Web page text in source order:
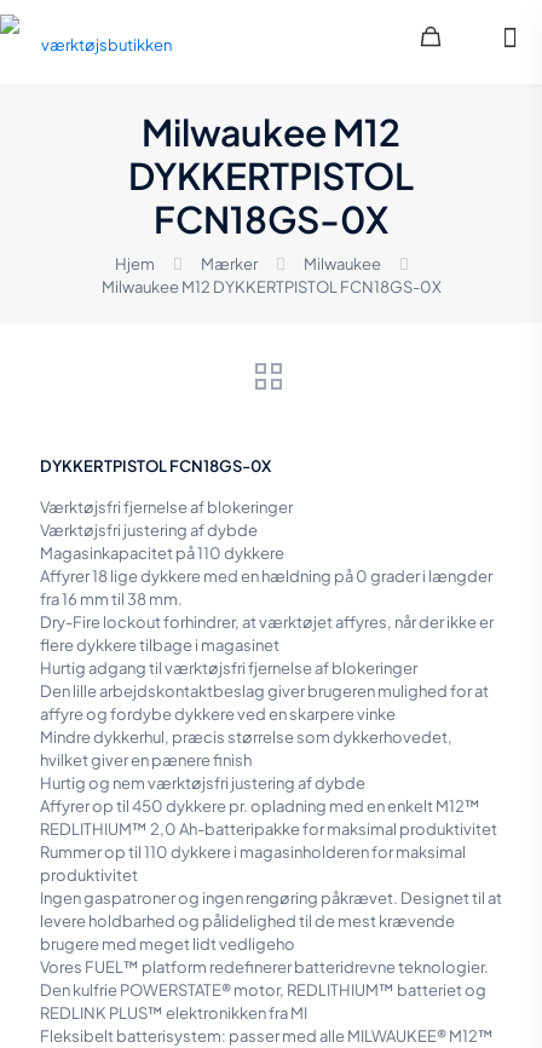
Milwaukee M12
DYKKERTPISTOL
FCN18GS-0X
Hjem Mærker
Milwaukee
Milwaukee M12 DYKKERTPISTOL FCN18GS-0X
DYKKERTPISTOL FCN18GS-0X
Værktøjsfri fjernelse af blokeringer
Værktøjsfri justering af dybde
Magasinkapacitet på 110 dykkere
Affyrer 18 lige dykkere med en hældning på 0 grader i længder
fra 16 mm til 38 mm.
Dry-Fire lockout forhindrer, at værktøjet affyres, når der ikke er
flere dykkere tilbage i magasinet
Hurtig adgang til værktøjsfri fjernelse af blokeringer
Den lille arbejdskontaktbeslag giver brugeren mulighed for at
affyre og fordybe dykkere ved en skarpere vinke
Mindre dykkerhul, præcis størrelse som dykkerhovedet,
hvilket giver en pænere finish
Hurtig og nem værktøjsfri justering af dybde
Affyrer op til 450 dykkere pr. opladning med en enkelt M12™
REDLITHIUM™ 2,0 Ah-batteripakke for maksimal produktivitet
Rummer op til 110 dykkere i magasinholderen for maksimal
produktivitet
Ingen gaspatroner og ingen rengøring påkrævet. Designet til at
levere holdbarhed og pålidelighed til de mest krævende
brugere med meget lidt vedligeho
Vores FUEL™ platform redefinerer batteridrevne teknologier.
Den kulfrie POWERSTATE® motor, REDLITHIUM™ batteriet og
REDLINK PLUS™ elektronikken fra MI
Fleksibelt batterisystem: passer med alle MILWAUKEE® M12™